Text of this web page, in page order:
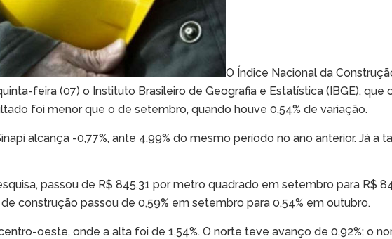
O Índice Nacional da
feira (07) o Instituto Brasileiro de Geografia e Estatística (IBGE), que
foi menor que o de setembro, quando houve 0,54% de variação.
alcança -0,77%, ante 4,99% do mesmo período no ano anterior. Já a
passou de R$ 845,31 por metro quadrado em setembro para R$
construção passou de 0,59% em setembro para 0,54% em outubro.
oeste, onde a alta foi de 1,54%. O norte teve avanço de 0,92%; o